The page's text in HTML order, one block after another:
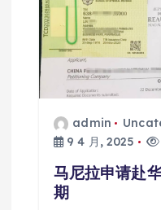
admin
9 4 月, 2025
马尼拉申请赴
期